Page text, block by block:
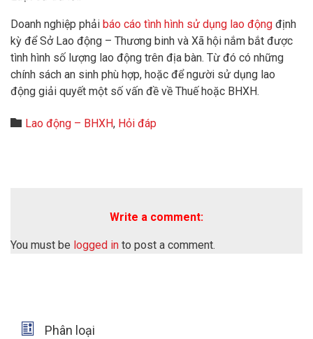
Doanh nghiệp phải báo cáo tình hình sử dụng lao động định
kỳ để Sở Lao động – Thương binh và Xã hội nắm bắt được
tình hình số lượng lao động trên địa bàn. Từ đó có những
chính sách an sinh phù hợp, hoặc để người sử dụng lao
động giải quyết một số vấn đề về Thuế hoặc BHXH.
 Category
Lao động – BHXH, Hỏi đáp
Write a comment:
You must be logged in to post a comment.
 Phân loại